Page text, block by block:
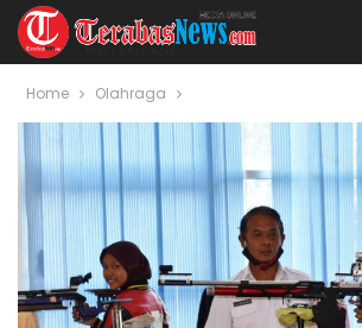
Home Olahraga